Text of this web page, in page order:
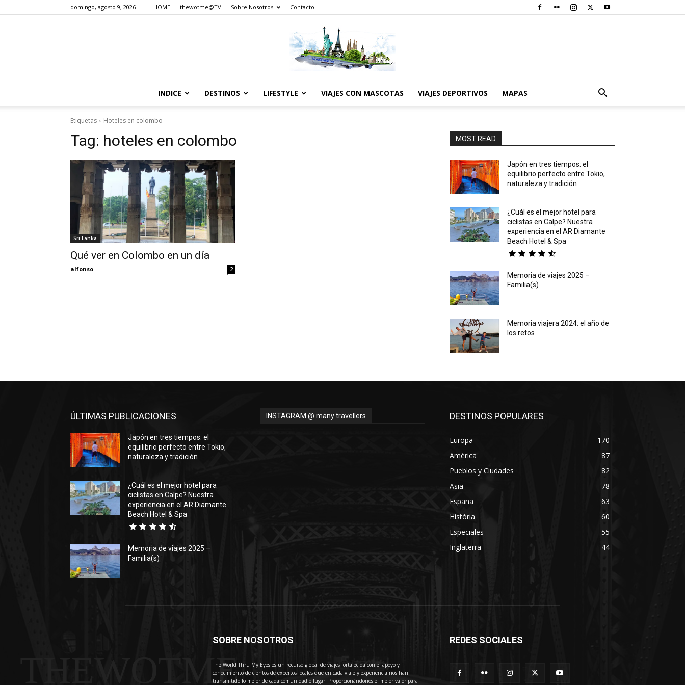
domingo, agosto 9, 2026 HOME thewotme@TV Sobre Nosotros Contacto
INDICE DESTINOS LIFESTYLE VIAJES CON MASCOTAS VIAJES DEPORTIVOS MAPAS
Etiquetas Hoteles en colombo
Tag: hoteles en colombo
Sri Lanka
Qué ver en Colombo en un día
alfonso 2
MOST READ
Japón en tres tiempos: el
equilibrio perfecto entre Tokio,
naturaleza y tradición
¿Cuál es el mejor hotel para
ciclistas en Calpe? Nuestra
experiencia en el AR Diamante
Beach Hotel & Spa
Memoria de viajes 2025 –
Familia(s)
Memoria viajera 2024: el año de
los retos
ÚLTIMAS PUBLICACIONES
Japón en tres tiempos: el
equilibrio perfecto entre Tokio,
naturaleza y tradición
¿Cuál es el mejor hotel para
ciclistas en Calpe? Nuestra
experiencia en el AR Diamante
Beach Hotel & Spa
Memoria de viajes 2025 –
Familia(s)
INSTAGRAM @ many travellers DESTINOS POPULARES
Europa
170
América
87
Pueblos y Ciudades
82
Asia
78
España
63
História
60
Especiales
55
Inglaterra
44
THEWOTME
SOBRE NOSOTROS
The World Thru My Eyes es un recurso global de viajes fortalecida con el apoyo y
conocimiento de cientos de expertos locales que en cada viaje y experiencia nos han
transmitido lo mejor de cada comunidad o lugar. Proporcionándonos el mejor valor para
REDES SOCIALES